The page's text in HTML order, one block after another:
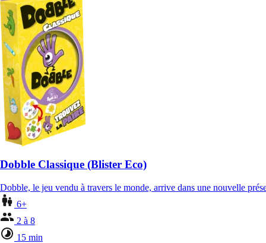
Dobble Classique (Blister Eco)
Dobble, le jeu vendu à travers le monde, arrive dans une nouvelle
6+
2 à 8
15 min